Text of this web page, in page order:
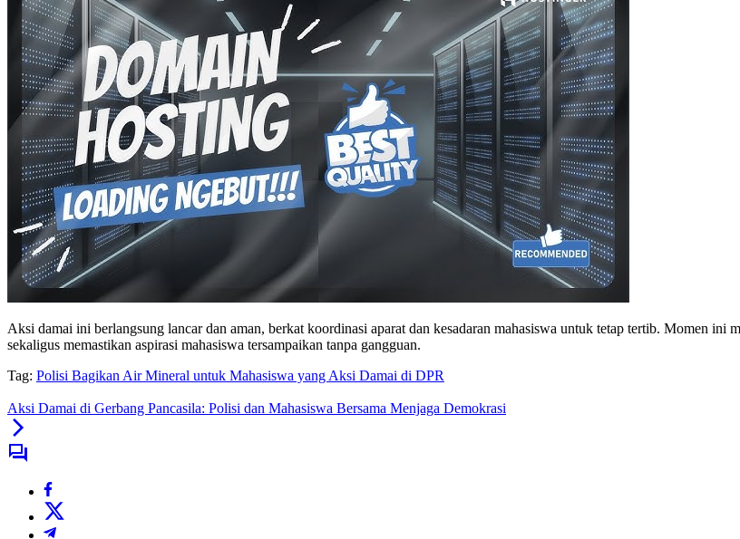
Aksi damai ini berlangsung lancar dan aman, berkat koordinasi aparat dan kesadaran mahasiswa untuk tetap tertib. Momen
sekaligus memastikan aspirasi mahasiswa tersampaikan tanpa gangguan.
Tag: Polisi Bagikan Air Mineral untuk Mahasiswa yang Aksi Damai di DPR
Aksi Damai di Gerbang Pancasila: Polisi dan Mahasiswa Bersama Menjaga Demokrasi